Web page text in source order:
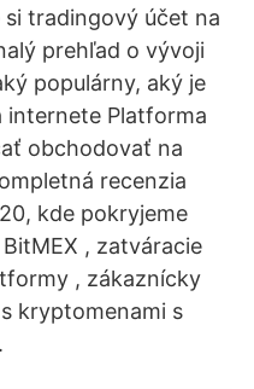
tradingový účet na
prehľad o vývoji
populárny, aký je
internete Platforma
obchodovať na
recenzia
kde pokryjeme
, zatváracie
, zákaznícky
kryptomenami s